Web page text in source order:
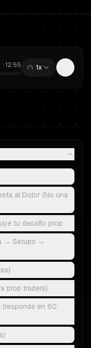
·12:55 1x
al Dolor (No una
tu desafío prop
→ Setups →
prop traders)
(responde en 60